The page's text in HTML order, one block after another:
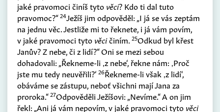
jaké pravomoci činíš tyto věci? Kdo ti dal tuto
pravomoc?“24Ježíš jim odpověděl: „I já se vás zeptám
na jednu věc. Jestliže mi to řeknete, i já vám povím,
v jaké pravomoci tyto věcičiním. 25Odkud byl křest
Janův? Z nebe, či z lidí?“ Oni se mezi sebou
dohadovali: „Řekneme-li ‚z nebe‘, řekne nám: ‚Proč
jste mu tedy neuvěřili?‘ 26Řekneme-li však ‚z lidí‘,
obáváme se zástupu, neboť všichni mají Jana za
proroka.“27Odpověděli Ježíšovi: „Nevíme.“ A on jim
řekl: „Ani já vám nepovím, v jaké pravomoci tyto věci